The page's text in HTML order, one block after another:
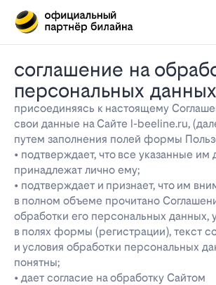
соглашение на обработку
персональных данных
присоединяясь к настоящему
свои данные на Сайте l-beeline.ru,
путем заполнения полей формы
• подтверждает, что все указанные им
принадлежат лично ему;
• подтверждает и признает, что им
в полном объеме прочитано
обработки его персональных данных,
в полях формы (регистрации), текст
и условия обработки персональных
понятны;
• дает согласие на обработку Сайтом